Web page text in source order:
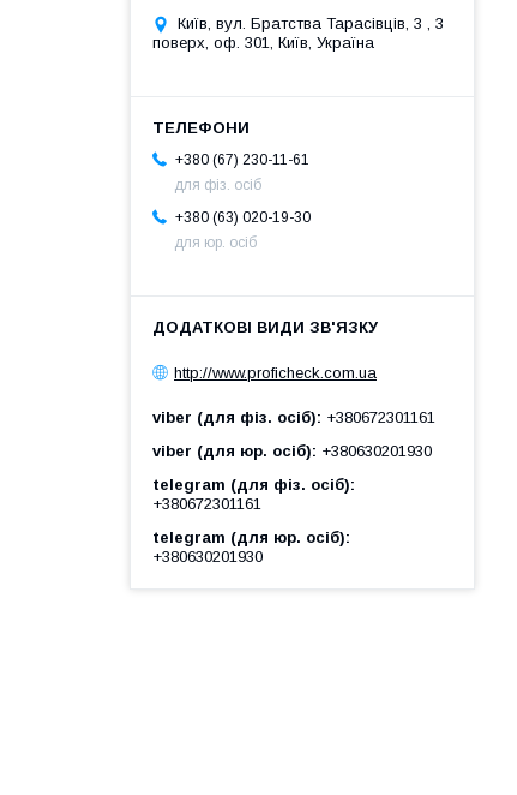
Київ, вул. Братства Тарасівців, 3 , 3
поверх, оф. 301, Київ, Україна
+380 (67) 230-11-61
для фіз. осіб
+380 (63) 020-19-30
для юр. осіб
http://www.proficheck.com.ua
viber (для фіз. осіб)
+380672301161
viber (для юр. осіб)
+380630201930
telegram (для фіз. осіб)
+380672301161
telegram (для юр. осіб)
+380630201930